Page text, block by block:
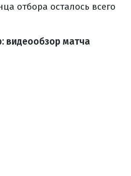
отбора осталось всего
видеообзор матча